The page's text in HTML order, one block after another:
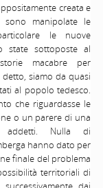
creata e
sono manipolate le
le nuove
state sottoposte al
macabre per
siamo da quasi
al popolo tedesco.
che riguardasse le
o un parere di una
addetti. Nulla di
hanno dato per
finale del problema
territoriali di